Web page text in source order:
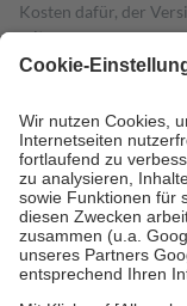
Kosten dafür, der
mit.
Grundsätzlich leisten
höchstens zehn Euro.
Kosten der Leistung
Diese Regeln gelten
Bei Heilmitteln und
Zuzahlung zehn
Verordnung.
Um das Engagement
stärken und die